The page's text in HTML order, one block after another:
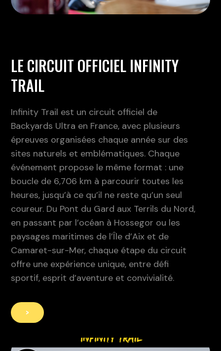
LE CIRCUIT OFFICIEL INFINITY
TRAIL
Infinity Trail est un circuit officiel de
Backyards Ultra en France, avec plusieurs
épreuves organisées chaque année sur des
sites naturels et emblématiques. Chaque
événement propose le même format : une
boucle de 6,706 km à parcourir toutes les
heures, jusqu’à ce qu’il ne reste qu’un seul
coureur. Du Pont du Gard aux Terrils du Nord,
en passant par l’océan à Hossegor ou les
paysages maritimes de l’Île d’Aix et de
Camaret-sur-Mer, chaque étape du circuit
offre une expérience unique, entre défi
sportif, esprit d’aventure et convivialité.
>